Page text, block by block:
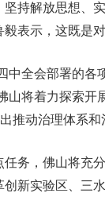
解放思想、实
表示，这既是
全会部署的各
山将着力探索
推动治理体系
，佛山将充分
新实验区、三